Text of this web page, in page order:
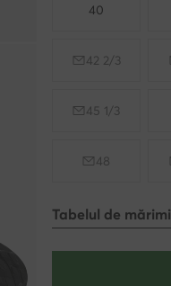
40
42 2/3
45 1/3
48
Tabelul de mărimi